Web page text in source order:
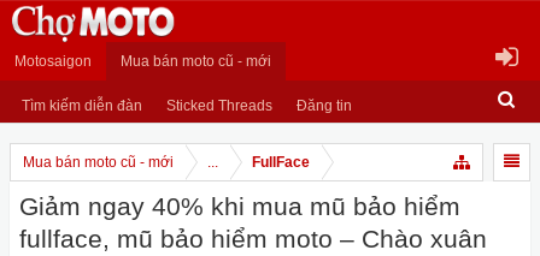
Motosaigon Mua bán moto cũ - mới
Tìm kiếm diễn đàn Sticked Threads Đăng tin
Mua bán moto cũ - mới ... FullFace
Giảm ngay 40% khi mua mũ bảo hiểm
fullface, mũ bảo hiểm moto – Chào xuân